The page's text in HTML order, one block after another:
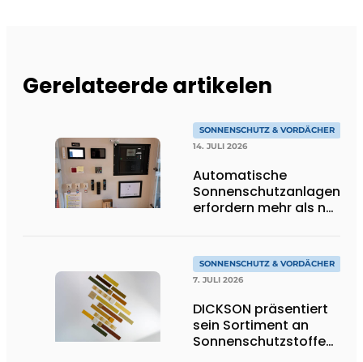
Gerelateerde artikelen
SONNENSCHUTZ & VORDÄCHER
14. JULI 2026
Automatische
Sonnenschutzanlagen
erfordern mehr als nur
SONNENSCHUTZ & VORDÄCHER
7. JULI 2026
DICKSON präsentiert
sein Sortiment an
Sonnenschutzstoffen